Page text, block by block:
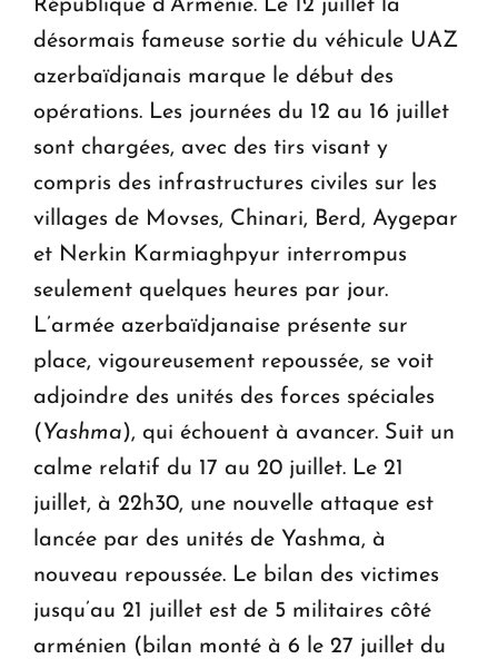
République d’Arménie. Le 12 juillet la
désormais fameuse sortie du véhicule UAZ
azerbaïdjanais marque le début des
opérations. Les journées du 12 au 16 juillet
sont chargées, avec des tirs visant y
compris des infrastructures civiles sur les
villages de Movses, Chinari, Berd, Aygepar
et Nerkin Karmiaghpyur interrompus
seulement quelques heures par jour.
L’armée azerbaïdjanaise présente sur
place, vigoureusement repoussée, se voit
adjoindre des unités des forces spéciales
( Yashma), qui échouent à avancer. Suit un
calme relatif du 17 au 20 juillet. Le 21
juillet, à 22h30, une nouvelle attaque est
lancée par des unités de Yashma, à
nouveau repoussée. Le bilan des victimes
jusqu’au 21 juillet est de 5 militaires côté
arménien (bilan monté à 6 le 27 juillet du